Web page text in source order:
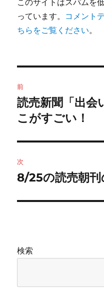
このサイトはスパムを
っています。 コメント
ちらをご覧ください。
稿
ナ
ビ
ゲ
ー
シ
ン
前
前
の
稿:
読売新聞「出会
こがすごい！
次
次
投
8/25の読売朝
検索